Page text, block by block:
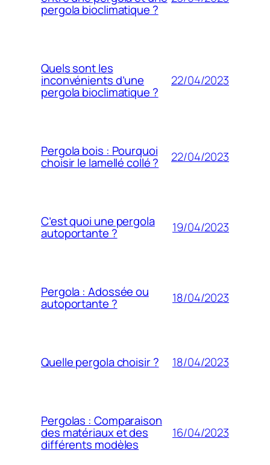
pergola bioclimatique ?
Quels sont les
inconvénients d’une
pergola bioclimatique ?
22/04/2023
Pergola bois : Pourquoi
choisir le lamellé collé ? 22/04/2023
C’est quoi une pergola
autoportante ? 19/04/2023
Pergola : Adossée ou
autoportante ? 18/04/2023
Quelle pergola choisir ? 18/04/2023
Pergolas : Comparaison
des matériaux et des
différents modèles
16/04/2023